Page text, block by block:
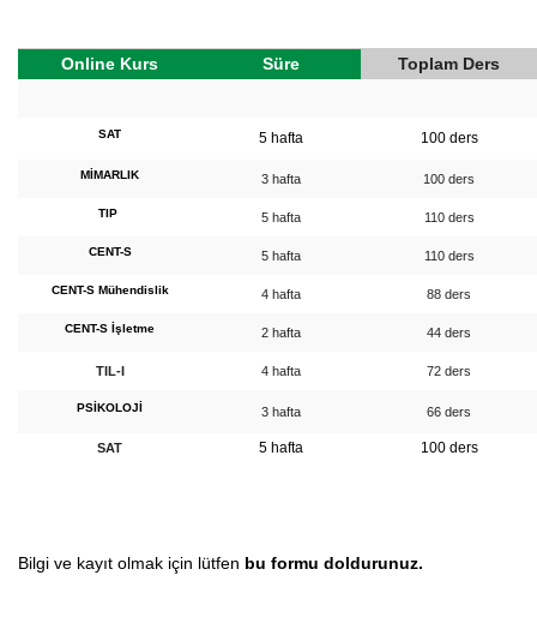
Online Kurs Süre Toplam Ders
SAT 5 hafta 100 ders
MİMARLIK 3 hafta 100 ders
TIP 5 hafta 110 ders
CENT-S 5 hafta 110 ders
CENT-S Mühendislik 4 hafta 88 ders
CENT-S İşletme 2 hafta 44 ders
TIL-I 4 hafta 72 ders
PSİKOLOJİ 3 hafta 66 ders
SAT 5 hafta 100 ders
Bilgi ve kayıt olmak için lütfen bu formu doldurunuz.